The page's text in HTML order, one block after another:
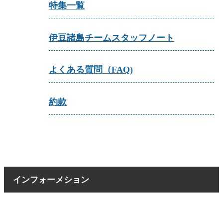
特集一覧
伊豆諸島チームスタッフノート
よくある質問（FAQ)
約款
インフォーメション